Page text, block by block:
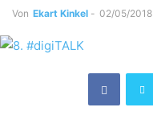
Von Ekart Kinkel - 02/05/2018